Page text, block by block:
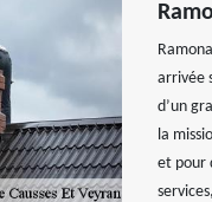
arrivée
d’un
la
et pour